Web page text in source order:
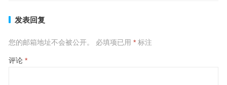
发表回复
您的邮箱地址不会被公开。 必填项已用 *标注
评论 *